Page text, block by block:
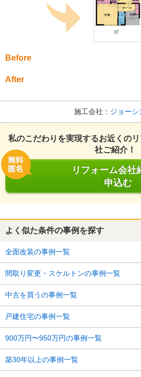
Before
After
施工会社： ジョー
私のこだわりを実現するお近くの
社ご紹介！
リフォーム会社
申込む
よく似た条件の事例を探す
全面改装の事例一覧
間取り変更・スケルトンの事例一覧
中古を買うの事例一覧
戸建住宅の事例一覧
900万円〜950万円の事例一覧
築30年以上の事例一覧